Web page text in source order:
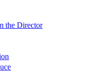
the Director